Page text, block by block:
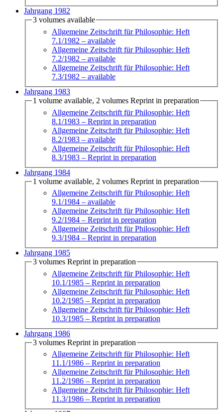
Jahrgang 1982
3 volumes available
Allgemeine Zeitschrift für Philosophie: Heft
7.1/1982 – available
Allgemeine Zeitschrift für Philosophie: Heft
7.2/1982 – available
Allgemeine Zeitschrift für Philosophie: Heft
7.3/1982 – available
Jahrgang 1983
1 volume available, 2 volumes Reprint in preparation
Allgemeine Zeitschrift für Philosophie: Heft
8.1/1983 – Reprint in preparation
Allgemeine Zeitschrift für Philosophie: Heft
8.2/1983 – available
Allgemeine Zeitschrift für Philosophie: Heft
8.3/1983 – Reprint in preparation
Jahrgang 1984
1 volume available, 2 volumes Reprint in preparation
Allgemeine Zeitschrift für Philosophie: Heft
9.1/1984 – available
Allgemeine Zeitschrift für Philosophie: Heft
9.2/1984 – Reprint in preparation
Allgemeine Zeitschrift für Philosophie: Heft
9.3/1984 – Reprint in preparation
Jahrgang 1985
3 volumes Reprint in preparation
Allgemeine Zeitschrift für Philosophie: Heft
10.1/1985 – Reprint in preparation
Allgemeine Zeitschrift für Philosophie: Heft
10.2/1985 – Reprint in preparation
Allgemeine Zeitschrift für Philosophie: Heft
10.3/1985 – Reprint in preparation
Jahrgang 1986
3 volumes Reprint in preparation
Allgemeine Zeitschrift für Philosophie: Heft
11.1/1986 – Reprint in preparation
Allgemeine Zeitschrift für Philosophie: Heft
11.2/1986 – Reprint in preparation
Allgemeine Zeitschrift für Philosophie: Heft
11.3/1986 – Reprint in preparation